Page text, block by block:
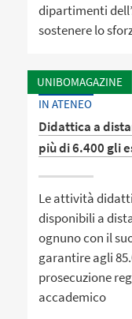
dipartimenti
sostenere lo
UNIBOMAGAZINE
IN ATENEO
Didattica a
più di 6.400 gli
Le attività
disponibili a
ognuno con il
garantire agli
prosecuzione
accademico